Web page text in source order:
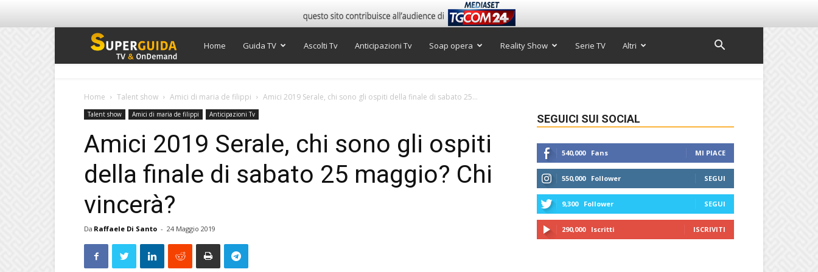
Super
TV
Home Guida TV Ascolti Tv Anticipazioni Tv Soap opera Reality Show Serie TV Altri
Home Talent show Amici di maria de filippi Amici 2019 Serale, chi sono gli ospiti della finale di sabato 25...
Talent show Amici di maria de filippi Anticipazioni Tv
Amici 2019 Serale, chi sono gli ospiti
della finale di sabato 25 maggio? Chi
vincerà?
Da Raffaele Di Santo - 24 Maggio 2019
SEGUICI SUI SOCIAL
540,000 Fans MI PIACE
550,000 Follower SEGUI
9,300 Follower SEGUI
290,000 Iscritti ISCRIVITI